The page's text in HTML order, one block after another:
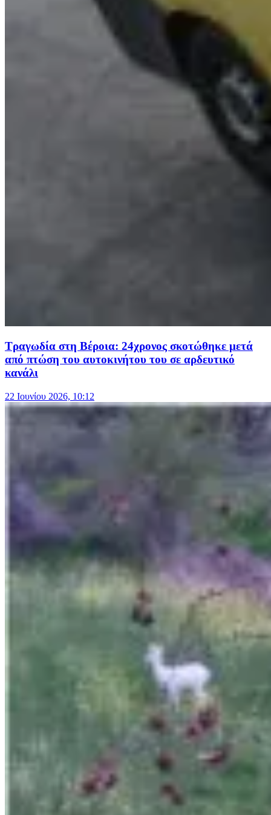
Τραγωδία στη Βέροια: 24χρονος σκοτώθηκε μετά
από πτώση του αυτοκινήτου του σε αρδευτικό
κανάλι
22 Ιουνίου 2026, 10:12